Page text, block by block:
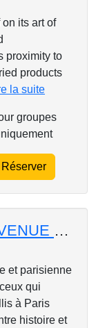
its art of
proximity to
products
la suite
groupes
Réserver
Journée BIENVENUE À PARIS!
et parisienne
qui
à Paris
histoire et